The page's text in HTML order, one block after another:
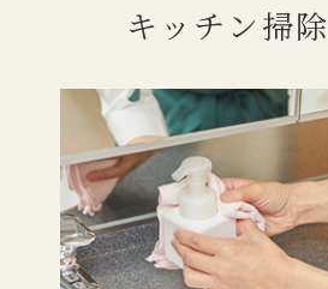
キッチン掃除